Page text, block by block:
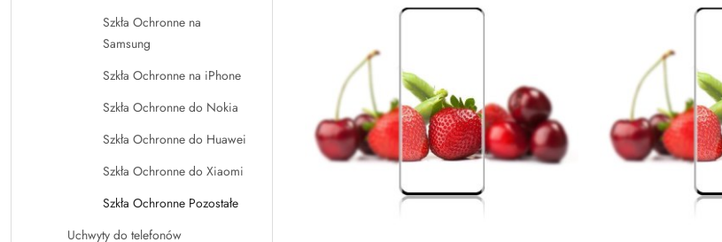
Szkła Ochronne na
Samsung
Szkła Ochronne na iPhone
Szkła Ochronne do Nokia
Szkła Ochronne do Huawei
Szkła Ochronne do Xiaomi
Szkła Ochronne Pozostałe
Uchwyty do telefonów